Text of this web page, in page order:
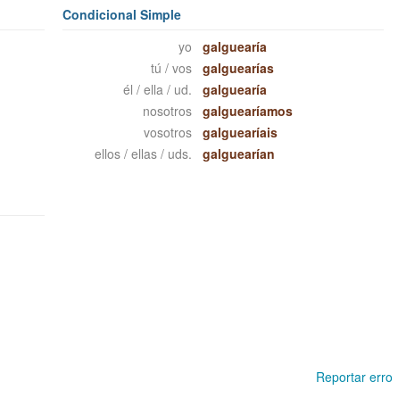
Condicional Simple
yo
galguearía
tú / vos
galguearías
él / ella / ud.
galguearía
nosotros
galguearíamos
vosotros
galguearíais
ellos / ellas / uds.
galguearían
Reportar erro